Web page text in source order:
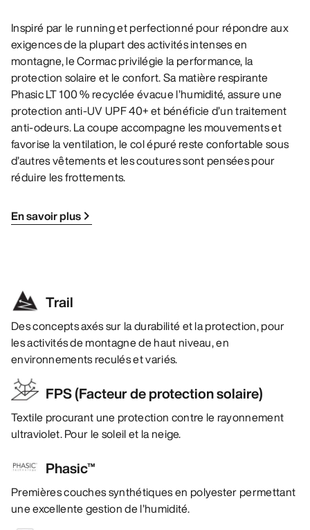
Inspiré par le running et perfectionné pour répondre aux
exigences de la plupart des activités intenses en
montagne, le Cormac privilégie la performance, la
protection solaire et le confort. Sa matière respirante
Phasic LT 100 % recyclée évacue l’humidité, assure une
protection anti-UV UPF 40+ et bénéficie d’un traitement
anti-odeurs. La coupe accompagne les mouvements et
favorise la ventilation, le col épuré reste confortable sous
d’autres vêtements et les coutures sont pensées pour
réduire les frottements.
En savoir plus
Trail
Des concepts axés sur la durabilité et la protection, pour
les activités de montagne de haut niveau, en
environnements reculés et variés.
FPS (Facteur de protection solaire)
Textile procurant une protection contre le rayonnement
ultraviolet. Pour le soleil et la neige.
Phasic™
Premières couches synthétiques en polyester permettant
une excellente gestion de l’humidité.